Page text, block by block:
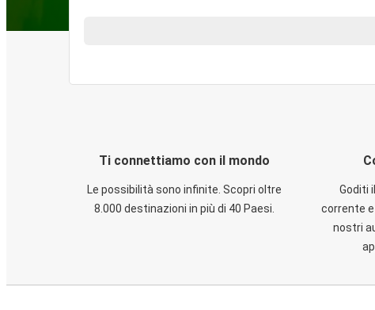
Ti connettiamo con il mondo
Le possibilità sono infinite. Scopri oltre
8.000 destinazioni in più di 40 Paesi.
Goditi
corrente e
nostri